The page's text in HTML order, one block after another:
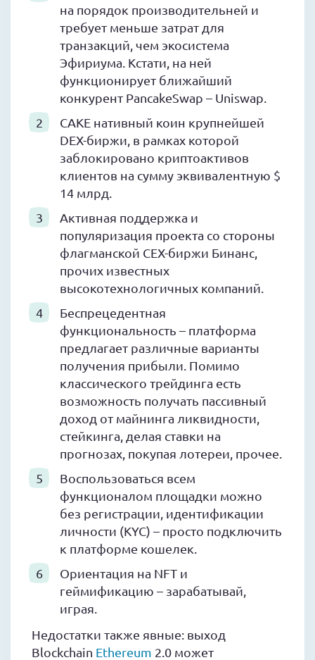
на порядок производительней и
требует меньше затрат для
транзакций, чем экосистема
Эфириума. Кстати, на ней
функционирует ближайший
конкурент PancakeSwap – Uniswap.
CAKE нативный коин крупнейшей
DEX-биржи, в рамках которой
заблокировано криптоактивов
клиентов на сумму эквивалентную $
14 млрд.
Активная поддержка и
популяризация проекта со стороны
флагманской CEX-биржи Бинанс,
прочих известных
высокотехнологичных компаний.
Беспрецедентная
функциональность – платформа
предлагает различные варианты
получения прибыли. Помимо
классического трейдинга есть
возможность получать пассивный
доход от майнинга ликвидности,
стейкинга, делая ставки на
прогнозах, покупая лотереи, прочее.
Воспользоваться всем
функционалом площадки можно
без регистрации, идентификации
личности (KYC) – просто подключить
к платформе кошелек.
Ориентация на NFT и
геймификацию – зарабатывай,
играя.
Недостатки также явные: выход
Blockchain Ethereum 2.0 может